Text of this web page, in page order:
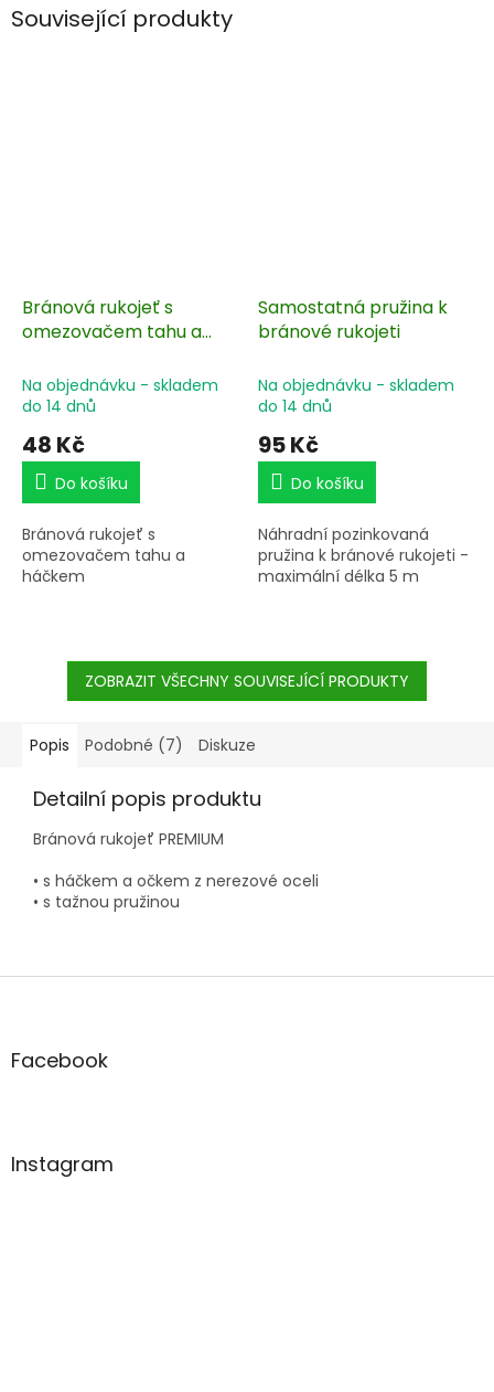
Související produkty
Bránová rukojeť s
omezovačem tahu a
Na objednávku - skladem
do 14 dnů
48 Kč
Do košíku
Bránová rukojeť s
omezovačem tahu a
háčkem
Samostatná pružina k
bránové rukojeti
Na objednávku - skladem
do 14 dnů
95 Kč
Do košíku
Náhradní pozinkovaná
pružina k bránové rukojeti -
maximální délka 5 m
ZOBRAZIT VŠECHNY SOUVISEJÍCÍ PRODUKTY
Popis Podobné (7) Diskuze
Detailní popis produktu
Bránová rukojeť PREMIUM
• s háčkem a očkem z nerezové oceli
• s tažnou pružinou
Z
aFacebook
Instagram